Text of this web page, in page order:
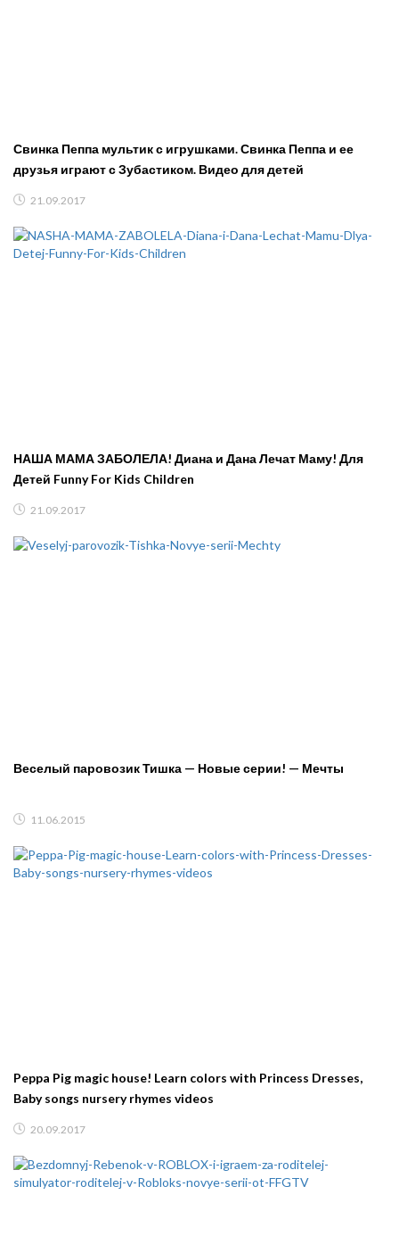
Свинка Пеппа мультик с игрушками. Свинка Пеппа и ее
друзья играют с Зубастиком. Видео для детей
21.09.2017
НАША МАМА ЗАБОЛЕЛА! Диана и Дана Лечат Маму! Для
Детей Funny For Kids Children
21.09.2017
Веселый паровозик Тишка — Новые серии! — Мечты
11.06.2015
Peppa Pig magic house! Learn colors with Princess Dresses,
Baby songs nursery rhymes videos
20.09.2017